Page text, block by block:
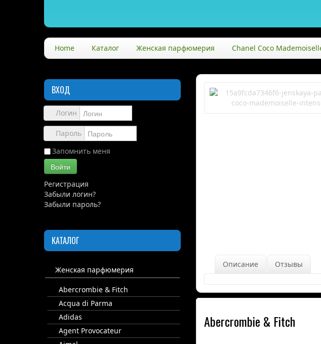
Home Каталог Женская парфюмерия Chanel Coco
ВХОД
Логин
Пароль
Запомнить меня
Войти
Регистрация
Забыли логин?
Забыли пароль?
КАТАЛОГ
Женская парфюмерия
Abercrombie & Fitch
Acqua di Parma
Adidas
Agent Provocateur
Описание Отзывы
Abercrombie & Fitch